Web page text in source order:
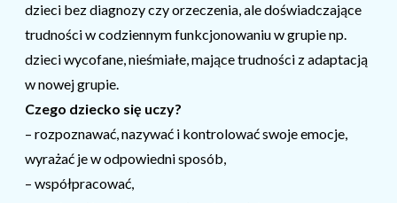
dzieci bez diagnozy czy orzeczenia, ale doświadczające
trudności w codziennym funkcjonowaniu w grupie np.
dzieci wycofane, nieśmiałe, mające trudności z adaptacją
w nowej grupie.
Czego dziecko się uczy?
– rozpoznawać, nazywać i kontrolować swoje emocje,
wyrażać je w odpowiedni sposób,
– współpracować,